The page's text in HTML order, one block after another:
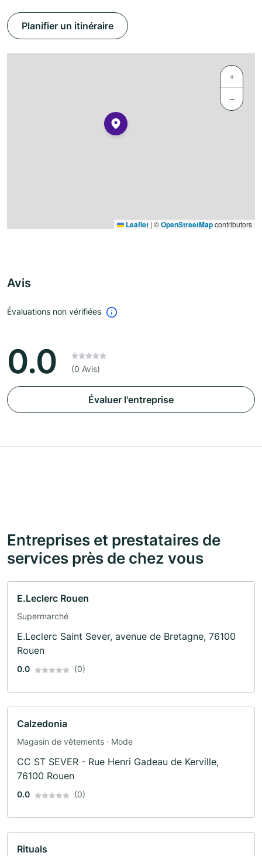
Planifier un itinéraire
+
−
Leaflet | ©OpenStreetMapcontributors
Avis
Évaluations non vérifiées
0.0 (0 Avis)
Évaluer l'entreprise
Entreprises et prestataires de
services près de chez vous
E.Leclerc Rouen
Supermarché
E.Leclerc Saint Sever, avenue de Bretagne, 76100
Rouen
0.0 (0)
Calzedonia
Magasin de vêtements · Mode
CC ST SEVER - Rue Henri Gadeau de Kerville,
76100 Rouen
0.0 (0)
Rituals